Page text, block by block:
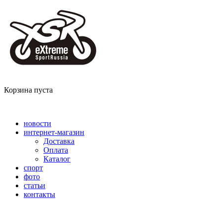
Корзина пуста
новости
интернет-магазин
Доставка
Оплата
Каталог
спорт
фото
статьи
контакты